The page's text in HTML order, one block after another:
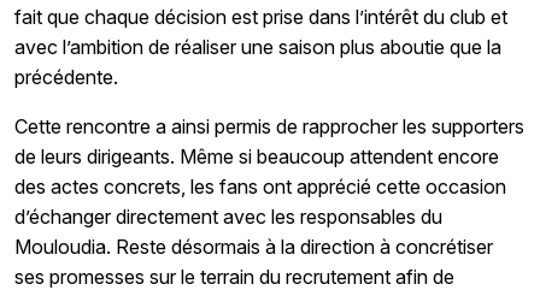
fait que chaque décision est prise dans l’intérêt du club et
avec l’ambition de réaliser une saison plus aboutie que la
précédente.
Cette rencontre a ainsi permis de rapprocher les supporters
de leurs dirigeants. Même si beaucoup attendent encore
des actes concrets, les fans ont apprécié cette occasion
d’échanger directement avec les responsables du
Mouloudia. Reste désormais à la direction à concrétiser
ses promesses sur le terrain du recrutement afin de